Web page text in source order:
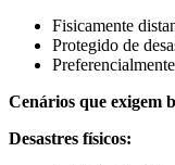
Fisicamente
Protegido de
Cenários que exigem
Desastres físicos: